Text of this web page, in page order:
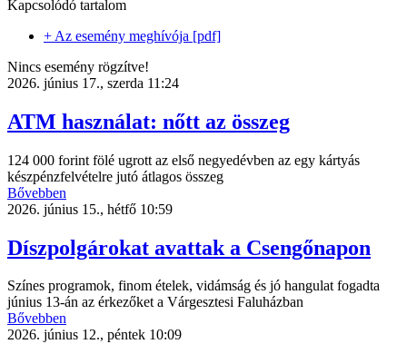
Kapcsolódó tartalom
+ Az esemény meghívója [pdf]
Nincs esemény rögzítve!
2026. június 17., szerda 11:24
ATM használat: nőtt az összeg
124 000 forint fölé ugrott az első negyedévben az egy kártyás
készpénzfelvételre jutó átlagos összeg
Bővebben
2026. június 15., hétfő 10:59
Díszpolgárokat avattak a Csengőnapon
Színes programok, finom ételek, vidámság és jó hangulat fogadta
június 13-án az érkezőket a Várgesztesi Faluházban
Bővebben
2026. június 12., péntek 10:09